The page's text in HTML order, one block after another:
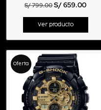
S/799.00S/659.00
Ver producto
Oferta